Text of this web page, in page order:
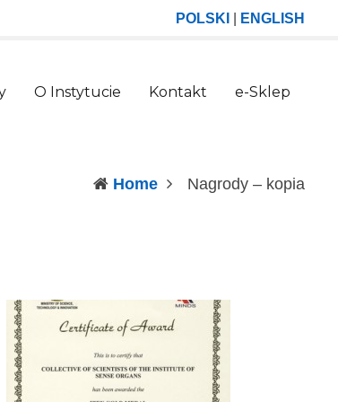
POLSKI | ENGLISH
O Instytucie Kontakt e-Sklep
Home Nagrody – kopia